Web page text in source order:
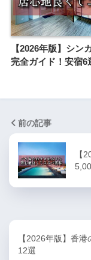
【2026年版】シン
完全ガイド！安宿6
前の記事
【
【2026年版】香
12選